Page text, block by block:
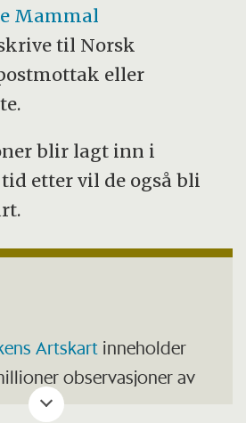
Mammal
til Norsk
eller
blir lagt inn i
etter vil de også bli
Artskart inneholder
observasjoner av
arter dokumentert med